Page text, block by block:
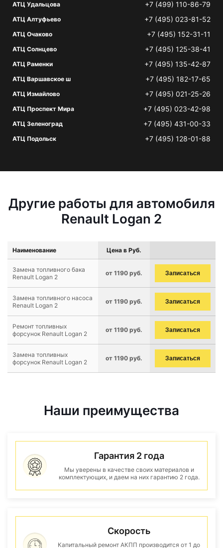
АТЦ Удальцова +7 (499) 110-86-79
АТЦ Алтуфьево +7 (495) 023-81-52
АТЦ Очаково +7 (495) 152-31-11
АТЦ Солнцево +7 (495) 125-38-41
АТЦ Раменки +7 (495) 135-42-87
АТЦ Варшавское ш +7 (495) 182-17-65
АТЦ Измайлово +7 (495) 021-25-26
АТЦ Проспект Мира +7 (495) 023-42-98
АТЦ Зеленоград +7 (495) 431-00-33
АТЦ Подольск +7 (495) 128-01-88
Другие работы для автомобиля
Renault Logan 2
Наименование Цена в Руб.
Замена топливного бака
Renault Logan 2
от 1190 руб. Записаться
Замена топливного насоса
Renault Logan 2
от 1190 руб. Записаться
Ремонт топливных
форсунок Renault Logan 2
от 1190 руб. Записаться
Замена топливных
форсунок Renault Logan 2
от 1190 руб. Записаться
Наши преимущества
Гарантия 2 года
Мы уверены в качестве своих материалов и
комплектующих, и даем на них гарантию 2 года.
Скорость
Капитальный ремонт АКПП производится от 1 до